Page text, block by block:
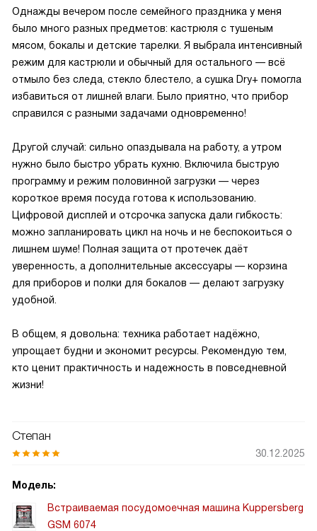
Однажды вечером после семейного праздника у меня
было много разных предметов: кастрюля с тушеным
мясом, бокалы и детские тарелки. Я выбрала интенсивный
режим для кастрюли и обычный для остального — всё
отмыло без следа, стекло блестело, а сушка Dry+ помогла
избавиться от лишней влаги. Было приятно, что прибор
справился с разными задачами одновременно!
Другой случай: сильно опаздывала на работу, а утром
нужно было быстро убрать кухню. Включила быструю
программу и режим половинной загрузки — через
короткое время посуда готова к использованию.
Цифровой дисплей и отсрочка запуска дали гибкость:
можно запланировать цикл на ночь и не беспокоиться о
лишнем шуме! Полная защита от протечек даёт
уверенность, а дополнительные аксессуары — корзина
для приборов и полки для бокалов — делают загрузку
удобной.
В общем, я довольна: техника работает надёжно,
упрощает будни и экономит ресурсы. Рекомендую тем,
кто ценит практичность и надежность в повседневной
жизни!
Степан
30.12.2025
Модель:
Встраиваемая посудомоечная машина Kuppersberg
GSM 6074